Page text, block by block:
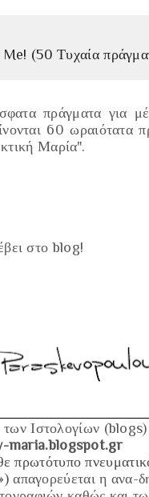
(50 Τυχαία
πράγματα για
60 ωραιότατα
Μαρία".
στο blog!
των Ιστολογίων (blogs)
maria.blogspot.gr
πρωτότυπο
απαγορεύεται η ανα-